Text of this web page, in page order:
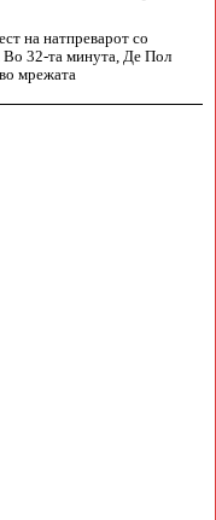
на натпреварот со
Во 32-та минута, Де Пол
мрежата